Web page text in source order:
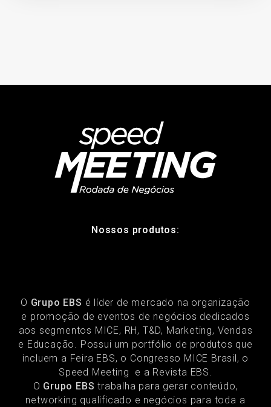
Nossos produtos:
O Grupo EBS é líder de mercado na organização
e promoção de eventos de negócios dedicados
aos segmentos MICE, RH, T&D, Marketing, Vendas
e Educação. Possui um portfólio de produtos que
incluem a Feira EBS, o Congresso MICE Brasil, o
Speed Meeting e a Revista EBS.
O Grupo EBS trabalha para gerar conteúdo,
networking qualificado e negócios para toda a